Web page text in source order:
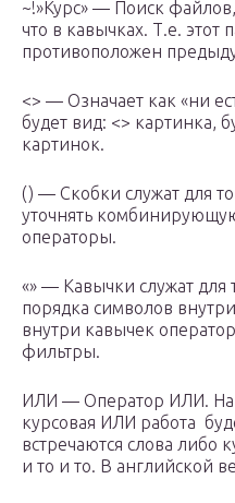
~!»Курс» — Поиск
что в кавычках. Т.е. этот
противоположен
<> — Означает как «ни
будет вид: <> картинка,
картинок.
() — Скобки служат для
уточнять
операторы.
«» — Кавычки служат для
порядка символов
внутри кавычек
фильтры.
ИЛИ — Оператор ИЛИ.
курсовая ИЛИ работа
встречаются слова либо
и то и то. В английской